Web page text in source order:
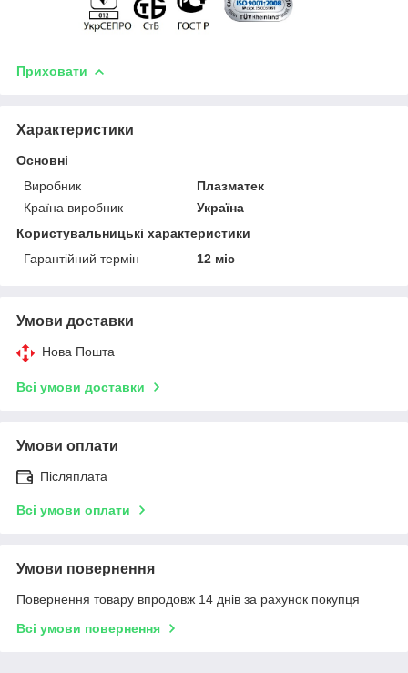
Приховати
Характеристики
Основні
Виробник
Плазматек
Країна виробник
Україна
Користувальницькі характеристики
Гарантійний термін
12 міс
Умови доставки
Нова Пошта
Всі умови доставки
Умови оплати
Післяплата
Всі умови оплати
Умови повернення
Повернення товару впродовж 14 днів за рахунок покупця
Всі умови повернення